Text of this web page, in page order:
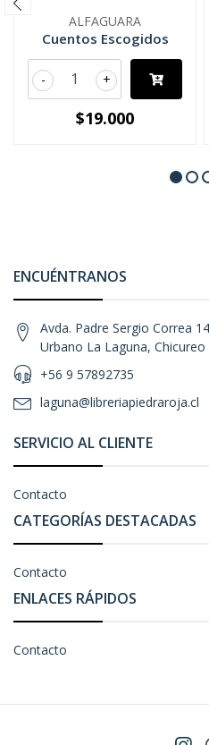
ALFAGUARA
Cuentos Escogidos
+
-
$19.000
ENCUÉNTRANOS
Avda. Padre Sergio Correa
Urbano La Laguna, Chicureo
+56 9 57892735
laguna@libreriapiedraroja.cl
SERVICIO AL CLIENTE
Contacto
CATEGORÍAS DESTACADAS
Contacto
ENLACES RÁPIDOS
Contacto